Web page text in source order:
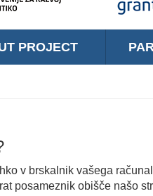
PROJECT
v brskalnik vašega
posameznik obišče našo